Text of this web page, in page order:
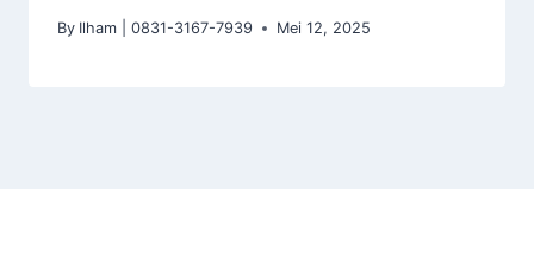
By Ilham | 0831-3167-7939 Mei 12, 2025